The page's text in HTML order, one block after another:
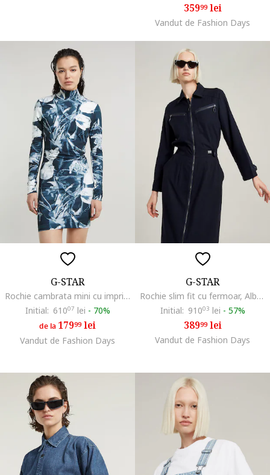
35999lei
Vandut de Fashion Days
G-STAR
Rochie cambrata mini cu imprimeu si guler inalt, Alb/Albastru petrol
Initial: 61007 lei - 70%
de la 17999lei
Vandut de Fashion Days
G-STAR
Rochie slim fit cu fermoar, Albastru ultramarin
Initial: 91003 lei - 57%
38999lei
Vandut de Fashion Days